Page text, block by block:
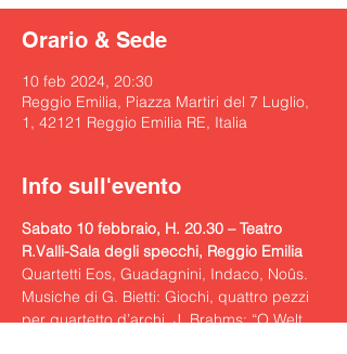
Orario & Sede
10 feb 2024, 20:30
Reggio Emilia, Piazza Martiri del 7 Luglio,
1, 42121 Reggio Emilia RE, Italia
Info sull'evento
Sabato 10 febbraio, H. 20.30 – Teatro
R.Valli-Sala degli specchi, Reggio Emilia
Quartetti Eos, Guadagnini, Indaco, Noûs.
Musiche di G. Bietti: Giochi, quattro pezzi
per quartetto d’archi. J. Brahms: “O Welt,